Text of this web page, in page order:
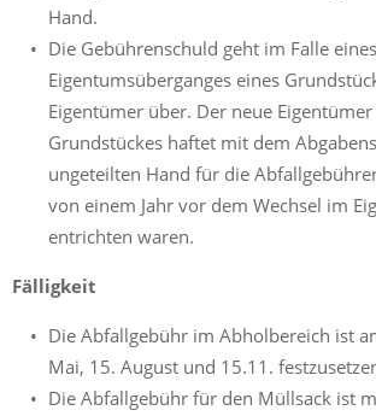
Hand.
Die Gebührenschuld geht im Falle eines
Eigentumsüberganges eines
Eigentümer über. Der neue
Grundstückes haftet mit dem
ungeteilten Hand für die
von einem Jahr vor dem Wechsel im
entrichten waren.
Fälligkeit
Die Abfallgebühr im Abholbereich ist
Mai, 15. August und 15.11.
Die Abfallgebühr für den Müllsack ist